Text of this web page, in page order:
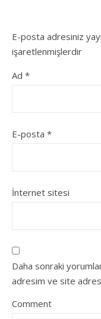
E-posta adresiniz
işaretlenmişlerdir
Ad *
E-posta *
İnternet sitesi
Daha sonraki
adresim ve site
Comment